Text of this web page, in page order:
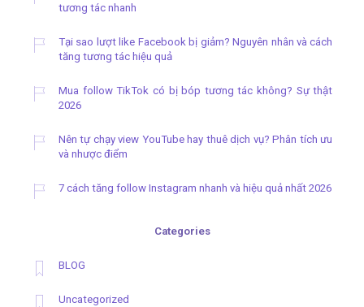
tương tác nhanh
Tại sao lượt like Facebook bị giảm? Nguyên nhân và cách
tăng tương tác hiệu quả
Mua follow TikTok có bị bóp tương tác không? Sự thật
2026
Nên tự chạy view YouTube hay thuê dịch vụ? Phân tích ưu
và nhược điểm
7 cách tăng follow Instagram nhanh và hiệu quả nhất 2026
Categories
BLOG
Uncategorized